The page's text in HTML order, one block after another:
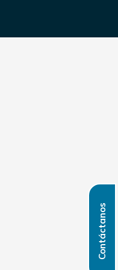
Contáctanos